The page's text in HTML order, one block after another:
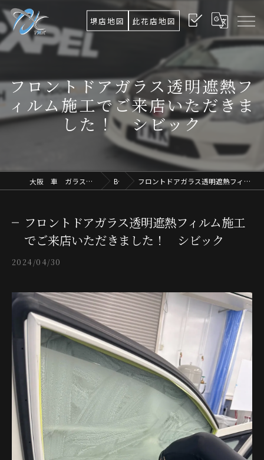
堺店地図 此花店地図
フロントドアガラス透明遮熱フ
ィルム施工でご来店いただきま
した！ シビック
大阪 車 ガラス交換TNK Ultimate Osaka.Lab Blog フロントドアガラス透明遮熱フィルム施工でご来店いただきました！ シビック
フロントドアガラス透明遮熱フィルム施工
でご来店いただきました！ シビック
2024/04/30